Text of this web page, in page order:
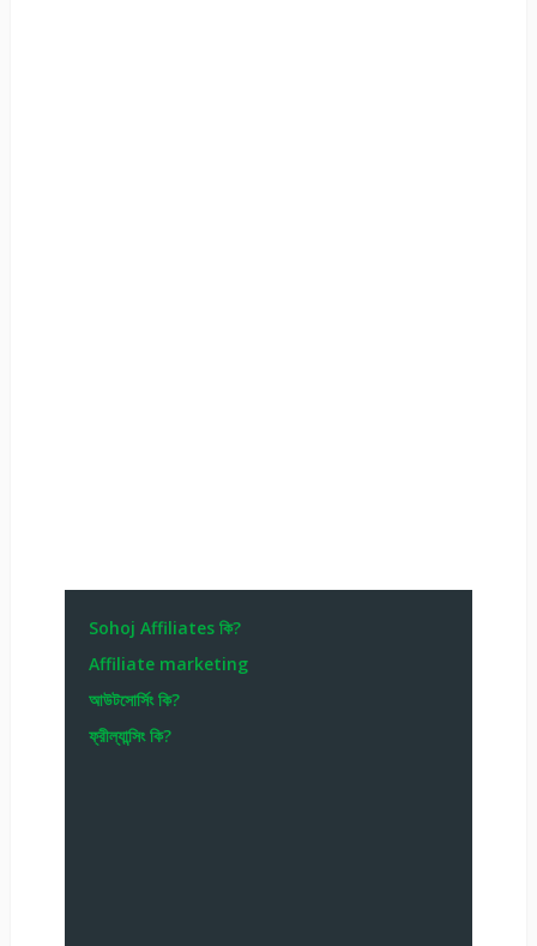
Sohoj Affiliates কি?
Affiliate marketing
আউটসোর্সিং কি?
ফ্রীল্যান্সিং কি?